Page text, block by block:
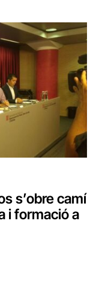
s’obre camí
i formació a